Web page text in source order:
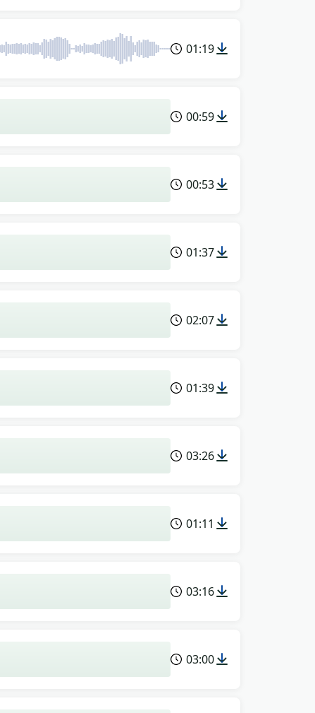
01:19
00:59
00:53
01:37
02:07
01:39
03:26
01:11
03:16
03:00